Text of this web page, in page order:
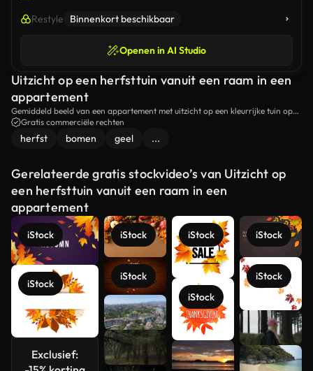
Restyle Binnenkort beschikbaar
Openen in AI Studio
Uitzicht op een herfsttuin vanuit een raam in een
appartement
Gemiddeld beeld van een appartement met uitzicht op een kleurrijke tuin op
een zonnige herfstdag.
Gratis commerciële rechten
herfst bomen geel ...
Gerelateerde gratis stockvideo’s van Uitzicht op
een herfsttuin vanuit een raam in een
appartement
iStock
iStock
Exclusief:
iStock
iStock
iStock
iStock
iStock
iStock
Meer
bekijken